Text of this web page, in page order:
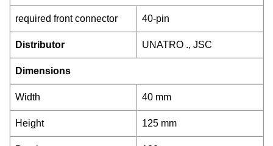
required front connector 40-pin
Distributor UNATRO ., JSC
Dimensions
Width 40 mm
Height 125 mm